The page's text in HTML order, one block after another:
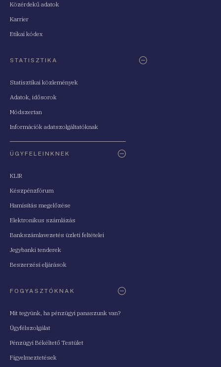
Közérdekű adatok
Karrier
Etikai kódex
STATISZTIKA
Statisztikai közlemények
Adatok, idősorok
Módszertan
Információk adatszolgáltatóknak
ÜGYFELEINKNEK
KLIR
Készpénzfórum
Hamisítás megelőzése
Elektronikus számlázás
Bankszámlavezetés üzleti feltételei
Jegybanki tenderek
Beszerzési eljárások
FOGYASZTÓKNAK
Mit tegyünk, ha pénzügyi panaszunk van?
Ügyfélszolgálat
Pénzügyi Békéltető Testület
Figyelmeztetések